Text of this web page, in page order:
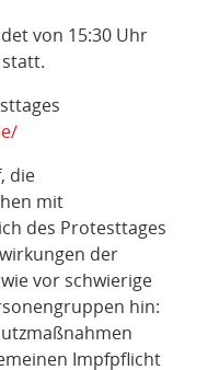
von 15:30 Uhr
die
mit
des Protesttages
der
vor schwierige
hin:
Impfpflicht